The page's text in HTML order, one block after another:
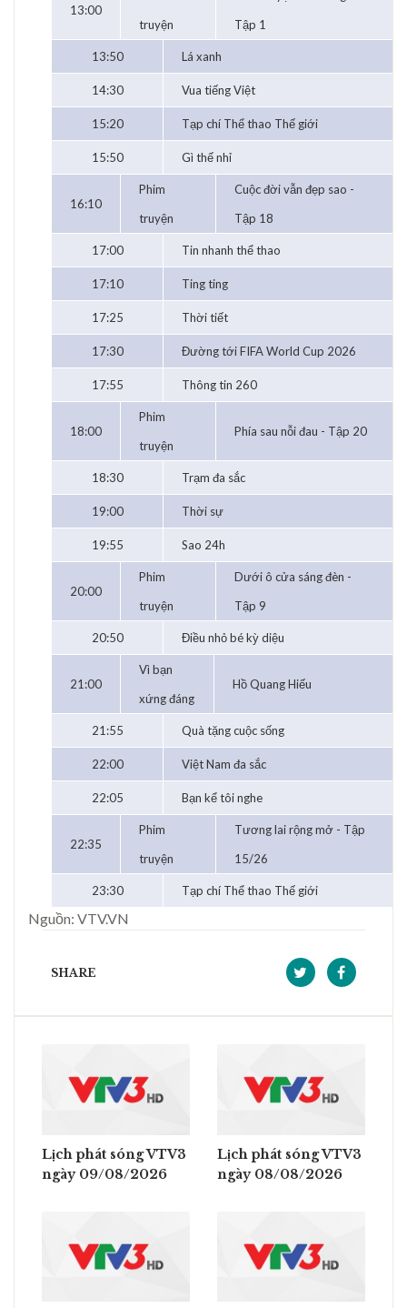
13:00
truyện
Tập 1
13:50 Lá xanh
14:30 Vua tiếng Việt
15:20 Tạp chí Thể thao Thế giới
15:50 Gì thế nhỉ
16:10
Phim
truyện
Cuộc đời vẫn đẹp sao -
Tập 18
17:00 Tin nhanh thể thao
17:10 Ting ting
17:25 Thời tiết
17:30 Đường tới FIFA World Cup 2026
17:55 Thông tin 260
18:00
Phim
truyện
Phía sau nỗi đau - Tập 20
18:30 Trạm đa sắc
19:00 Thời sự
19:55 Sao 24h
20:00
Phim
truyện
Dưới ô cửa sáng đèn -
Tập 9
20:50 Điều nhỏ bé kỳ diệu
21:00
Vì bạn
xứng đáng
Hồ Quang Hiếu
21:55 Quà tặng cuộc sống
22:00 Việt Nam đa sắc
22:05 Bạn kể tôi nghe
22:35
Phim
truyện
Tương lai rộng mở - Tập
15/26
23:30 Tạp chí Thể thao Thế giới
Nguồn: VTV.VN
SHARE
Lịch phát sóng VTV3
ngày 09/08/2026
Lịch phát sóng VTV3
ngày 08/08/2026